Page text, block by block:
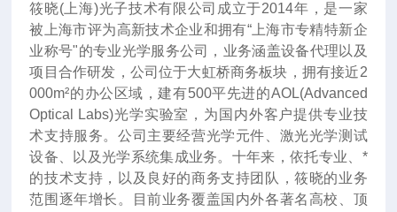
筱晓(上海)光子技术有限公司成立于2014年 ， 是一家
被上海市评为高新技术企业和拥有“上海市专精特新企
业称号"的专业光学服务公司，业务涵盖设备代理以及
项目合作研发，公司位于大虹桥商务板块，拥有接近2
000m²的办公区域，建有500平先进的AOL(Advanced
Optical Labs)光学实验室，为国内外客户提供专业技
术支持服务。公司主要经营光学元件、激光光学测试
设备、以及光学系统集成业务。十年来 ，依托专业、*
的技术支持，以及良好的商务支持团队，筱晓的业务
范围逐年增长。目前业务覆盖国内外各著名高校、顶